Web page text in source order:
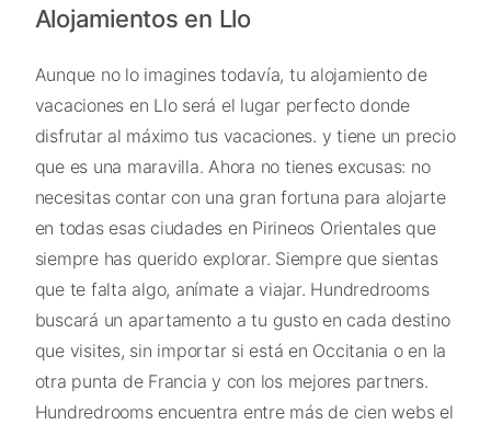
Alojamientos en Llo
Aunque no lo imagines todavía, tu alojamiento de
vacaciones en Llo será el lugar perfecto donde
disfrutar al máximo tus vacaciones. y tiene un precio
que es una maravilla. Ahora no tienes excusas: no
necesitas contar con una gran fortuna para alojarte
en todas esas ciudades en Pirineos Orientales que
siempre has querido explorar. Siempre que sientas
que te falta algo, anímate a viajar. Hundredrooms
buscará un apartamento a tu gusto en cada destino
que visites, sin importar si está en Occitania o en la
otra punta de Francia y con los mejores partners.
Hundredrooms encuentra entre más de cien webs el